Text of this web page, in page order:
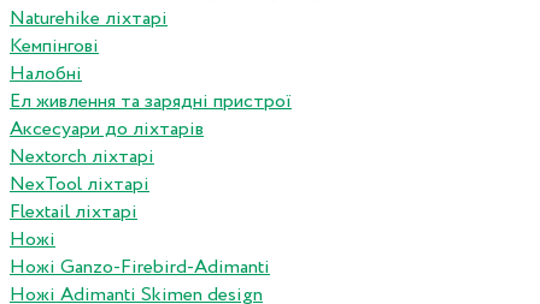
Naturehike ліхтарі
Кемпінгові
Налобні
Ел живлення та зарядні пристрої
Аксесуари до ліхтарів
Nextorch ліхтарі
NexTool ліхтарі
Flextail ліхтарі
Ножі
Ножі Ganzo-Firebird-Adimanti
Ножі Adimanti Skimen design